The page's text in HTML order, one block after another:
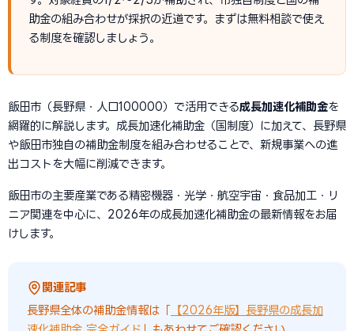
助金の組み合わせが採択の近道です。まずは無料相談で使え
る制度を確認しましょう。
飯田市（長野県・人口100000）で活用できる成長加速化補助金を
網羅的に解説します。成長加速化補助金（国制度）に加えて、長野県
や飯田市独自の補助金制度を組み合わせることで、新規事業への進
出コストを大幅に削減できます。
飯田市の主要産業である精密機器・光学・航空宇宙・食品加工・リ
ニア関連を中心に、2026年の成長加速化補助金の最新情報をお届
けします。
関連記事
長野県全体の補助金情報は「
【2026年版】長野県の成長加